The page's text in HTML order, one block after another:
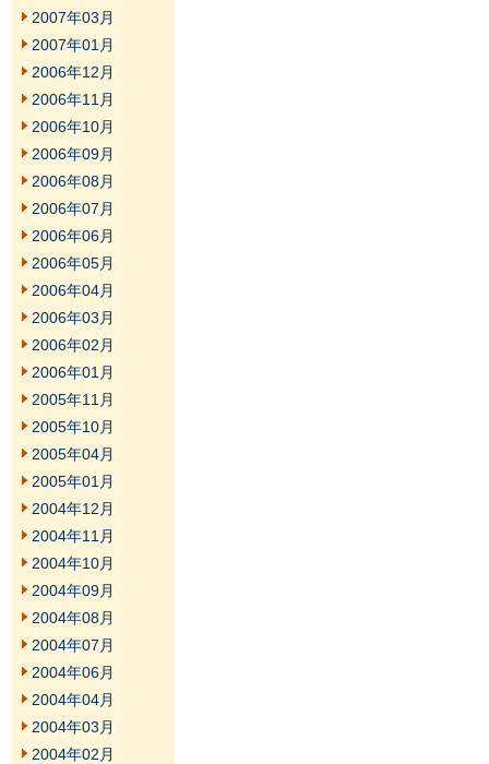
2007年03月
2007年01月
2006年12月
2006年11月
2006年10月
2006年09月
2006年08月
2006年07月
2006年06月
2006年05月
2006年04月
2006年03月
2006年02月
2006年01月
2005年11月
2005年10月
2005年04月
2005年01月
2004年12月
2004年11月
2004年10月
2004年09月
2004年08月
2004年07月
2004年06月
2004年04月
2004年03月
2004年02月